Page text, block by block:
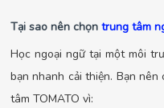
Tại sao nên chọn trung tâm
Học ngoại ngữ tại một môi
bạn nhanh cải thiện. Bạn
tâm TOMATO vì: